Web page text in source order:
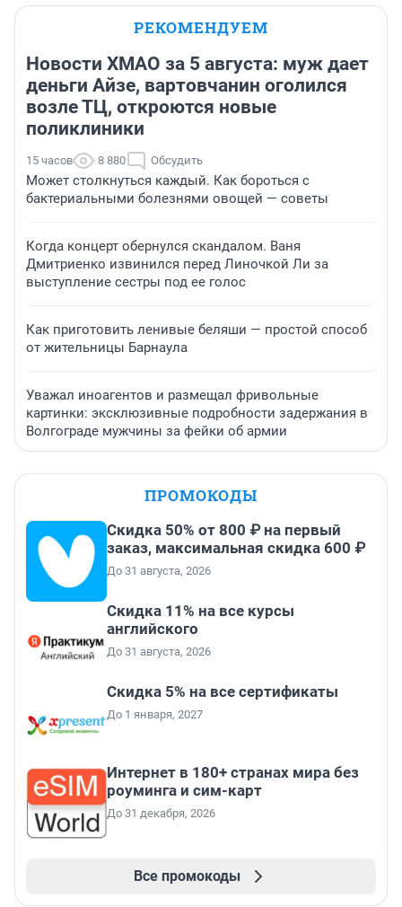
РЕКОМЕНДУЕМ
Новости ХМАО за 5 августа: муж дает
деньги Айзе, вартовчанин оголился
возле ТЦ, откроются новые
поликлиники
15 часов 8 880 Обсудить
Может столкнуться каждый. Как бороться с
бактериальными болезнями овощей — советы
Когда концерт обернулся скандалом. Ваня
Дмитриенко извинился перед Линочкой Ли за
выступление сестры под ее голос
Как приготовить ленивые беляши — простой способ
от жительницы Барнаула
Уважал иноагентов и размещал фривольные
картинки: эксклюзивные подробности задержания в
Волгограде мужчины за фейки об армии
ПРОМОКОДЫ
Скидка 50% от 800 ₽ на первый
заказ, максимальная скидка 600 ₽
До 31 августа, 2026
Скидка 11% на все курсы
английского
До 31 августа, 2026
Скидка 5% на все сертификаты
До 1 января, 2027
Интернет в 180+ странах мира без
роуминга и сим-карт
До 31 декабря, 2026
Все промокоды